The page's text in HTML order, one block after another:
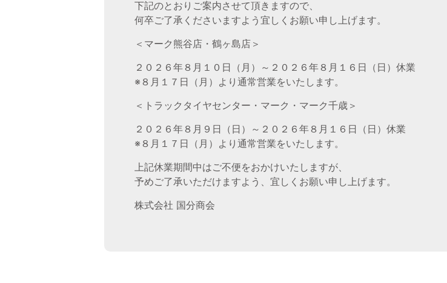
下記のとおりご案内させて頂きますので、
何卒ご了承くださいますよう宜しくお願い申し上げます。
＜マーク熊谷店・鶴ヶ島店＞
２０２６年８月１０日（月）～２０２６年８月１６日（日）休業
※８月１７日（月）より通常営業をいたします。
＜トラックタイヤセンター・マーク・マーク千歳＞
２０２６年８月９日（日）～２０２６年８月１６日（日）休業
※８月１７日（月）より通常営業をいたします。
上記休業期間中はご不便をおかけいたしますが、
予めご了承いただけますよう、宜しくお願い申し上げます。
株式会社 国分商会